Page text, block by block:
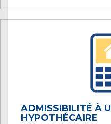
ADMISSIBILITÉ À
HYPOTHÉCAIRE